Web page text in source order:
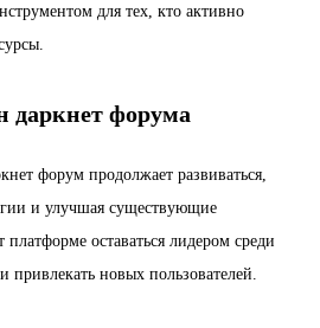
для тех, кто активно
даркнет форума
форум продолжает развиваться,
и улучшая существующие
оставаться лидером среди
привлекать новых пользователей.